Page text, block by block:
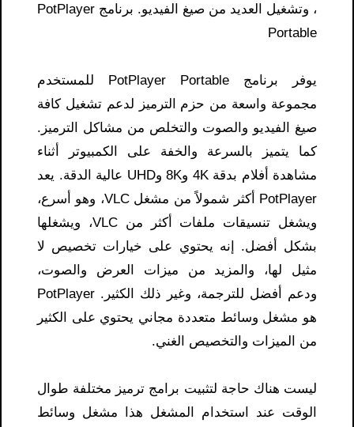
، وتشغيل العديد من صيغ الفيديو. برنامج PotPlayer
Portable
يوفر برنامج PotPlayer Portable للمستخدم
مجموعة واسعة من حزم الترميز لدعم تشغيل كافة
صيغ الفيديو والصوت والتخلص من مشاكل الترميز.
كما يتميز بالسرعة والخفة على الكمبيوتر أثناء
مشاهدة أفلام بدقة 4K و8K وUHD عالية الدقة. يعد
PotPlayer أكثر شمولاً من مشغل VLC، وهو أسرع،
ويشغل تنسيقات ملفات أكثر من VLC، ويشغلها
بشكل أفضل. إنه يحتوي على خيارات تخصيص لا
مثيل لها، والمزيد من ميزات العرض والصوت،
ودعم أفضل للترجمة، وغير ذلك الكثير. PotPlayer
هو مشغل وسائط متعددة مجاني يحتوي على الكثير
من الميزات والتخصيص الغني.
ليست هناك حاجة لتثبيت برامج ترميز مختلفة طوال
الوقت عند استخدام المشغل هذا مشغل وسائط